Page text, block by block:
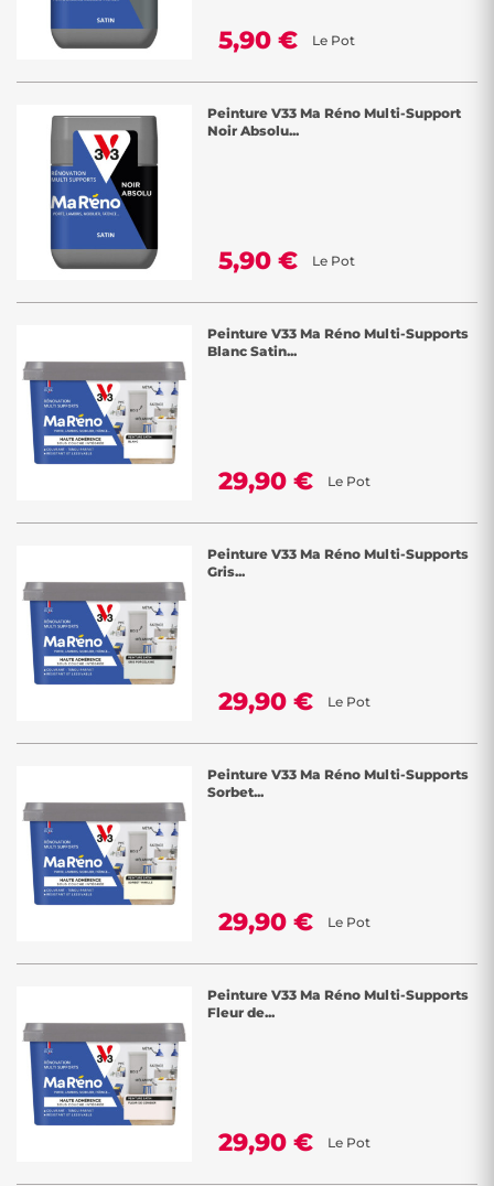
5,90 € Le Pot
Peinture V33 Ma Réno Multi-Support
Noir Absolu...
5,90 € Le Pot
Peinture V33 Ma Réno Multi-Supports
Blanc Satin...
29,90 € Le Pot
Peinture V33 Ma Réno Multi-Supports
Gris...
29,90 € Le Pot
Peinture V33 Ma Réno Multi-Supports
Sorbet...
29,90 € Le Pot
Peinture V33 Ma Réno Multi-Supports
Fleur de...
29,90 € Le Pot